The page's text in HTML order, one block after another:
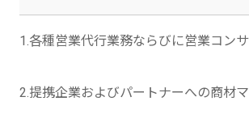
1.各種営業代行業務ならびに営業コン
2.提携企業およびパートナーへの商材